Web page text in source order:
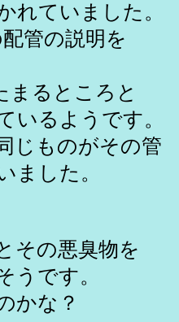
れていました。
管の説明を
まるところと
いるようです。
じものがその管
ました。
その悪臭物を
うです。
かな？